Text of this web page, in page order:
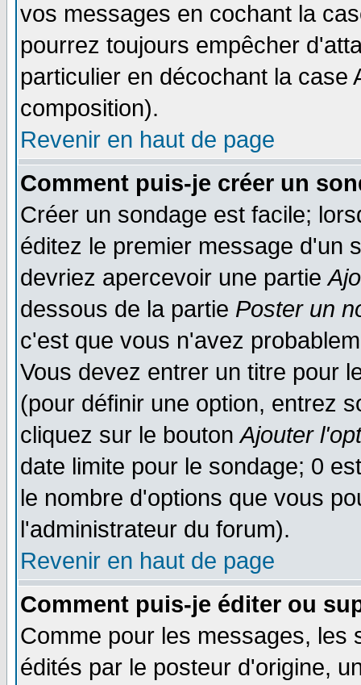
vos messages en cochant la
pourrez toujours empêcher
particulier en décochant la
composition).
Revenir en haut de page
Comment puis-je créer un
Créer un sondage est facile;
éditez le premier message d'un
devriez apercevoir une partie
dessous de la partie Poster un
c'est que vous n'avez
Vous devez entrer un titre pour
(pour définir une option, entrez
cliquez sur le boutonAjouter
date limite pour le sondage; 0
le nombre d'options que vous
l'administrateur du forum).
Revenir en haut de page
Comment puis-je éditer ou
Comme pour les messages, les
édités par le posteur d'origine,